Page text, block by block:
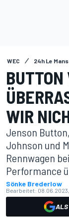
WEC 24h Le Mans
BUTTON
WIR
Jenson
Johnson und
Rennwagen
Performance
Sönke Brederlow
Bearbeitet:
ALS